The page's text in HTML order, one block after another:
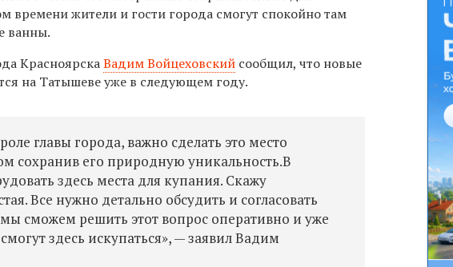
времени жители и гости города смогут спокойно там
ванны.
КрасноярскаВадим Войцеховский сообщил, что новые
на Татышеве уже в следующем году.
главы города, важно сделать это место
сохранив его природную уникальность.В
здесь места для купания. Скажу
Все нужно детально обсудить и согласовать
сможем решить этот вопрос оперативно и уже
здесь искупаться», — заявил Вадим